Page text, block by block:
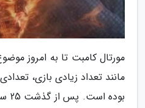
مورتال کامبت تا به امروز
مانند تعداد زیادی بازی،